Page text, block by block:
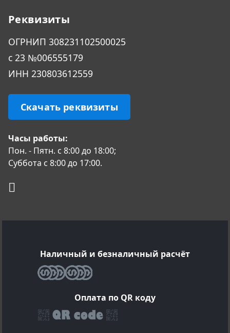
Реквизиты
ОГРHИП 308231102500025
с 23 №006555179
ИНН 230803612559
Скачать реквизиты
Часы работы:
Пон. - Пятн. с 8:00 до 18:00;
Суббота с 8:00 до 17:00.
Наличный и безналичный расчёт
Оплата по QR коду